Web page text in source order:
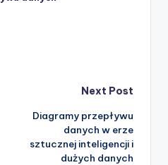
Next Post
Diagramy przepływu
danych w erze
sztucznej inteligencji i
dużych danych